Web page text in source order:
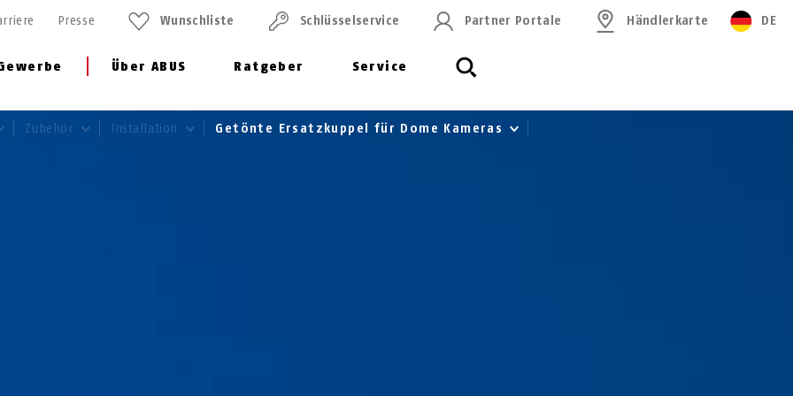
Über ABUS Ratgeber Service
Presse Wunschliste Schlüssel­service Partner Portale Händlerkarte DE
Zubehör Installation Getönte Ersatzkuppel für Dome Kameras